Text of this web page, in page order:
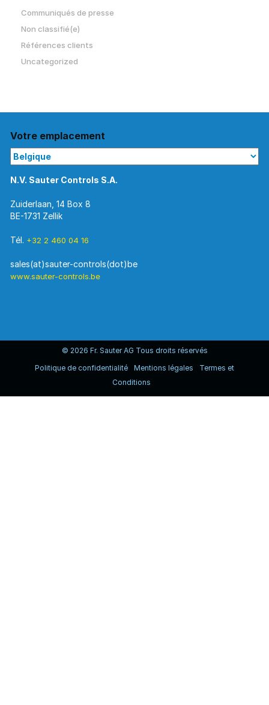
Communiqués de presse
Non classifié(e)
Références clients
Uncategorized
Votre emplacement
N.V. Sauter Controls S.A.
Zuiderlaan, 14 Box 8
BE-1731 Zellik
Tél. +32 2 460 04 16
sales(at)sauter-controls(dot)be
www.sauter-controls.be
© 2026 Fr. Sauter AG Tous droits réservés
Politique de confidentialité
Mentions légales
Termes et
Conditions